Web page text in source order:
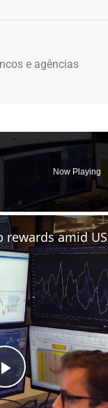
e agências
Now Playing
Play Video